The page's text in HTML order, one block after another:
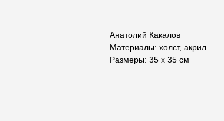
Анатолий Какалов
Материалы: холст, акрил
Размеры: 35 х 35 см